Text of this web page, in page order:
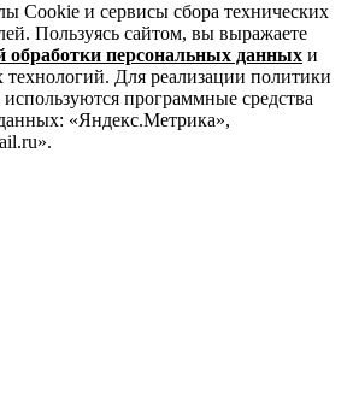
Cookie и сервисы сбора технических
Пользуясь сайтом, вы выражаете
обработки персональных данных и
Для реализации политики
программные средства
«Яндекс.Метрика»,